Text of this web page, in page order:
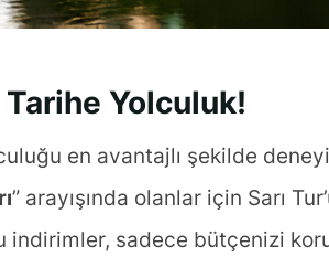
Yolculuk!
en avantajlı şekilde
” arayışında olanlar için Sarı
sadece bütçenizi